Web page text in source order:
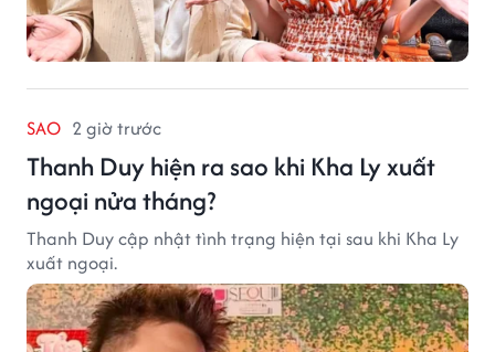
SAO 2 giờ trước
Thanh Duy hiện ra sao khi Kha Ly xuất
ngoại nửa tháng?
Thanh Duy cập nhật tình trạng hiện tại sau khi Kha Ly
xuất ngoại.